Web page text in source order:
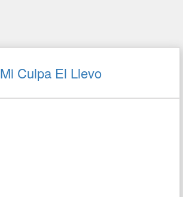
Mi Culpa El Llevo